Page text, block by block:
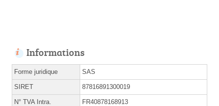
Informations
Forme juridique SAS
SIRET 87816891300019
N° TVA Intra. FR40878168913